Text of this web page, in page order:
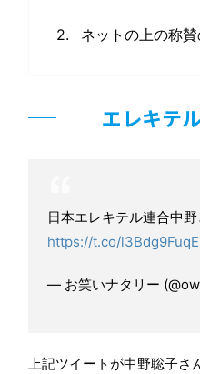
ネットの上の称
エレキテ
日本エレキテル連合中
https://t.co/l3Bdg9FuqE
— お笑いナタリー
上記ツイートが中野聡子さ